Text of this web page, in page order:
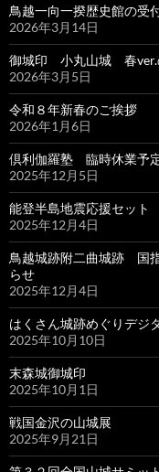
鳥越一向一揆歴史館の受
2026年3月14日
御城印 小丸山城 春ver.
2026年3月5日
令和８年新春のご挨拶
2026年1月6日
倶利伽羅塾 臨時休業予
2025年12月5日
能登半島地震応援セッ
2025年12月4日
鳥越城跡附二曲城跡 国
らせ
2025年12月4日
はくさん城跡めぐりデジ
2025年10月10日
末森城御城印
2025年10月1日
戦国金沢の山城展
2025年9月21日